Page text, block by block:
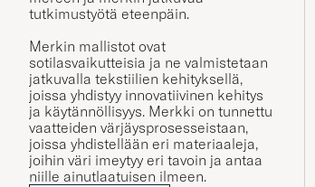
tutkimustyötä eteenpäin.
Merkin mallistot ovat
sotilasvaikutteisia ja ne valmistetaan
jatkuvalla tekstiilien kehityksellä,
joissa yhdistyy innovatiivinen kehitys
ja käytännöllisyys. Merkki on tunnettu
vaatteiden värjäysprosesseistaan,
joissa yhdistellään eri materiaaleja,
joihin väri imeytyy eri tavoin ja antaa
niille ainutlaatuisen ilmeen.